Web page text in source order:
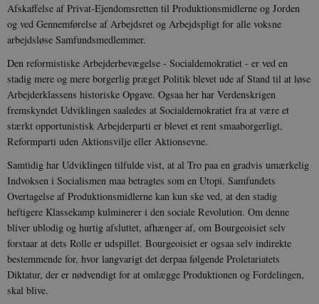
Afskaffelse af Privat-Ejendomsretten til Produktionsmidlerne og Jorden
og ved Gennemførelse af Arbejdsret og Arbejdspligt for alle voksne
arbejdsløse Samfundsmedlemmer.
Den reformistiske Arbejderbevægelse - Socialdemokratiet - er ved en
stadig mere og mere borgerlig præget Politik blevet ude af Stand til at løse
Arbejderklassens historiske Opgave. Ogsaa her har Verdenskrigen
fremskyndet Udviklingen saaledes at Socialdemokratiet fra at være et
stærkt opportunistisk Arbejderparti er blevet et rent smaaborgerligt,
Reformparti uden Aktionsvilje eller Aktionsevne.
Samtidig har Udviklingen tilfulde vist, at al Tro paa en gradvis umærkelig
Indvoksen i Socialismen maa betragtes som en Utopi. Samfundets
Overtagelse af Produktionsmidlerne kan kun ske ved, at den stadig
heftigere Klassekamp kulminerer i den sociale Revolution. Om denne
bliver ublodig og hurtig afsluttet, afhænger af, om Bourgeoisiet selv
forstaar at dets Rolle er udspillet. Bourgeoisiet er ogsaa selv indirekte
bestemmende for, hvor langvarigt det derpaa følgende Proletariatets
Diktatur, der er nødvendigt for at omlægge Produktionen og Fordelingen,
skal blive.